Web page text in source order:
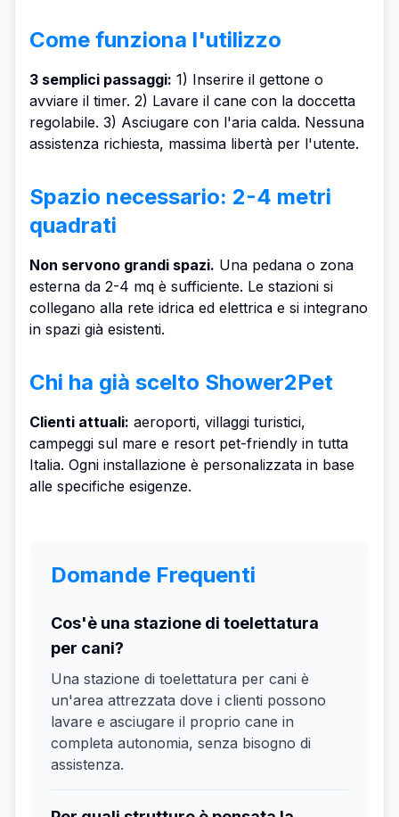
Come funziona l'utilizzo
3 semplici passaggi: 1) Inserire il gettone o
avviare il timer. 2) Lavare il cane con la doccetta
regolabile. 3) Asciugare con l'aria calda. Nessuna
assistenza richiesta, massima libertà per l'utente.
Spazio necessario: 2-4 metri
quadrati
Non servono grandi spazi. Una pedana o zona
esterna da 2-4 mq è sufficiente. Le stazioni si
collegano alla rete idrica ed elettrica e si integrano
in spazi già esistenti.
Chi ha già scelto Shower2Pet
Clienti attuali: aeroporti, villaggi turistici,
campeggi sul mare e resort pet-friendly in tutta
Italia. Ogni installazione è personalizzata in base
alle specifiche esigenze.
Domande Frequenti
Cos'è una stazione di toelettatura
per cani?
Una stazione di toelettatura per cani è
un'area attrezzata dove i clienti possono
lavare e asciugare il proprio cane in
completa autonomia, senza bisogno di
assistenza.